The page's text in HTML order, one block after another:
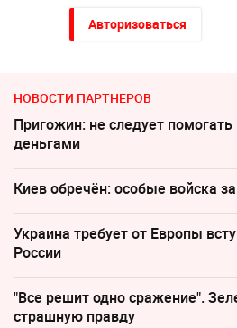
Авторизоваться
НОВОСТИ ПАРТНЕРОВ
Пригожин: не следует
деньгами
Киев обречён: особые войска
Украина требует от Европы
России
"Все решит одно сражение".
страшную правду